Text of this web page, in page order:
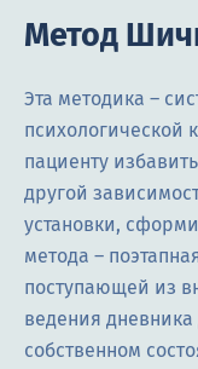
Метод
Эта методика –
психологической
пациенту
другой
установки,
метода –
поступающей из
ведения
собственном